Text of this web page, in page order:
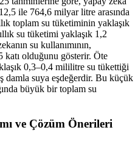
ile 764,6 milyar litre arasında
toplam su tüketiminin yaklaşık
su tüketimi yaklaşık 1,2
su kullanımının,
olduğunu gösterir. Öte
0,3–0,4 mililitre su tükettiği
damla suya eşdeğerdir. Bu küçük
büyük bir toplam su
ve Çözüm Önerileri